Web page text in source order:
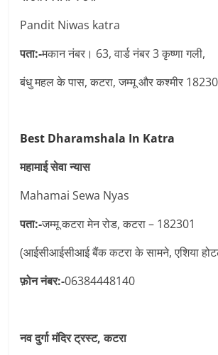
Pandit Niwas katra
पता:-मकान नंबर। 63, वार्ड नंबर 3 कृष्णा गली,
बंधु महल के पास, कटरा, जम्मू और कश्मीर
Best Dharamshala In Katra
महामाई सेवा न्यास
Mahamai Sewa Nyas
पता:-जम्मू कटरा मेन रोड, कटरा – 182301
(आईसीआईसीआई बैंक कटरा के सामने, एशिया
फ़ोन नंबर:-06384448140
नव दुर्गा मंदिर ट्रस्ट, कटरा